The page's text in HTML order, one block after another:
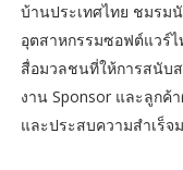
บ้านประเทศไทย ชมรม
อุตสาหกรรมซอฟต์แวร์
สื่อมวลชนที่ให้การสนับ
งาน Sponsor และลูกค้
และประสบความสำเร็จ